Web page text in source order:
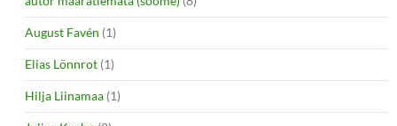
August Favén (1)
Elias Lönnrot (1)
Hilja Liinamaa (1)